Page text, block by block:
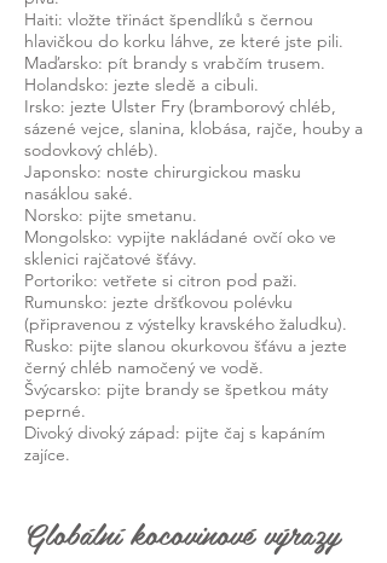
Haiti: vložte třináct špendlíků s černou
hlavičkou do korku láhve, ze které jste pili.
Maďarsko: pít brandy s vrabčím trusem.
Holandsko: jezte sledě a cibuli.
Irsko: jezte Ulster Fry (bramborový chléb,
sázené vejce, slanina, klobása, rajče, houby a
sodovkový chléb).
Japonsko: noste chirurgickou masku
nasáklou saké.
Norsko: pijte smetanu.
Mongolsko: vypijte nakládané ovčí oko ve
sklenici rajčatové šťávy.
Portoriko: vetřete si citron pod paži.
Rumunsko: jezte dršťkovou polévku
(připravenou z výstelky kravského žaludku).
Rusko: pijte slanou okurkovou šťávu a jezte
černý chléb namočený ve vodě.
Švýcarsko: pijte brandy se špetkou máty
peprné.
Divoký divoký západ: pijte čaj s kapáním
zajíce.
Globální kocovinové výrazy